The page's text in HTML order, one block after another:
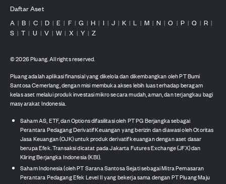
Daftar Aset
A | B | C | D | E | F | G | H | I | J | K | L | M | N | O | P | Q | R |
S | T | U | V | W | X | Y | Z
©2026Pluang. All rights reserved.
Pluang adalah aplikasi finansial yang dikelola dan dikembangkan oleh PT Bumi
Santosa Cemerlang, dengan misi membuka akses lebih luas terhadap beragam
kelas aset melalui produk investasi mikro secara mudah, aman, dan terjangkau bagi
masyarakat Indonesia.
Saham AS, ETF, dan Options difasilitasi oleh PT PG Berjangka sebagai
Perantara Pedagang Derivatif Keuangan yang berizin dan diawasi oleh Otoritas
Jasa Keuangan (OJK) untuk produk derivatif keuangan dengan aset dasar
berupa Efek. Transaksi dicatat pada Jakarta Futures Exchange (JFX) dan
Kliring Berjangka Indonesia (KBI).
Saham Indonesia (oleh PT Sarana Santosa Sejati sebagai Mitra Pemasaran
Perantara Pedagang Efek Level II yang bekerja sama dengan PT Pluang Maju